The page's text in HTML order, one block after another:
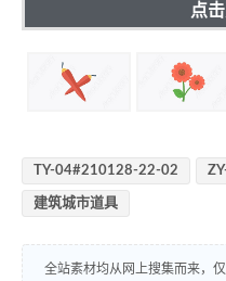
点
TY-04#210128-22-02
建筑城市道具
全站素材均从网上搜集而来，